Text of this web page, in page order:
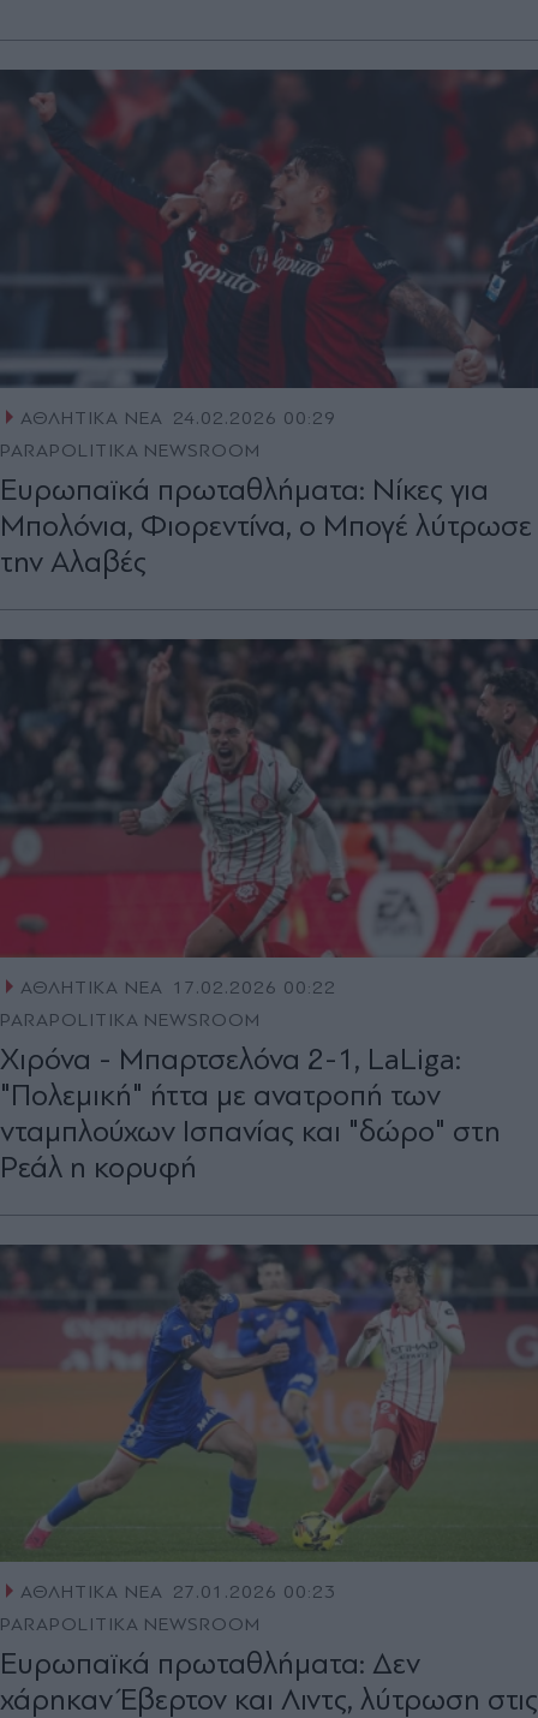
ΑΘΛΗΤΙΚΑ ΝΕΑ 24.02.2026 00:29
PARAPOLITIKA NEWSROOM
Ευρωπαϊκά πρωταθλήματα: Νίκες για
Μπολόνια, Φιορεντίνα, ο Μπογέ λύτρωσε
την Αλαβές
ΑΘΛΗΤΙΚΑ ΝΕΑ
17.02.2026 00:22
PARAPOLITIKA NEWSROOM
Χιρόνα - Μπαρτσελόνα 2-1, LaLiga:
"Πολεμική" ήττα με ανατροπή των
νταμπλούχων Ισπανίας και "δώρο" στη
Ρεάλ η κορυφή
ΑΘΛΗΤΙΚΑ ΝΕΑ 27.01.2026 00:23
PARAPOLITIKA NEWSROOM
Ευρωπαϊκά πρωταθλήματα: Δεν
χάρηκαν Έβερτον και Λιντς, λύτρωση στις